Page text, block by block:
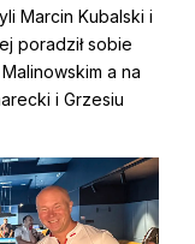
Marcin Kubalski i
poradził sobie
a na
i Grzesiu